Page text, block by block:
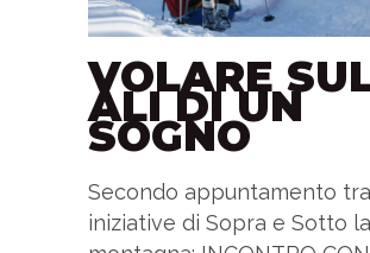
VOLARE
ALI DI UN
SOGNO
Secondo appuntamento
iniziative di Sopra e Sotto la